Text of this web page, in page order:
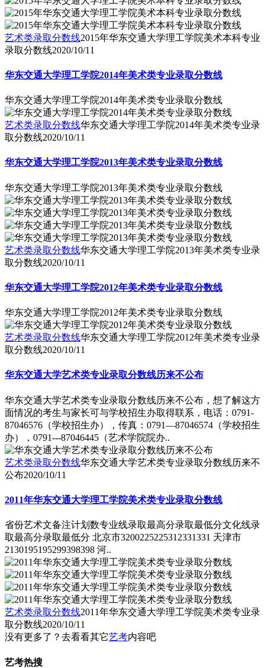
艺术类录取分数线2015年华东交通大学理工学院美术本科专业
录取分数线2020/10/11
华东交通大学理工学院2014年美术类专业录取分数线
华东交通大学理工学院2014年美术类专业录取分数线
艺术类录取分数线华东交通大学理工学院2014年美术类专业录
取分数线2020/10/11
华东交通大学理工学院2013年美术类专业录取分数线
华东交通大学理工学院2013年美术类专业录取分数线
艺术类录取分数线华东交通大学理工学院2013年美术类专业录
取分数线2020/10/11
华东交通大学理工学院2012年美术类专业录取分数线
华东交通大学理工学院2012年美术类专业录取分数线
艺术类录取分数线华东交通大学理工学院2012年美术类专业录
取分数线2020/10/11
华东交通大学艺术类专业录取分数线历来不公布
华东交通大学艺术类专业录取分数线历来不公布，想了解这方
面情况的考生与家长可与学校招生办取得联系，电话：0791-
87046576（学校招生办），传真：0791―87046574（学校招生
办），0791---87046445（艺术学院院办..
艺术类录取分数线华东交通大学艺术类专业录取分数线历来不
公布2020/10/11
2011年华东交通大学理工学院美术类专业录取分数线
省份艺术文备注计划数专业线录取最高分录取最低分文化线录
取最高分录取最低分 北京市3200225225312331331 天津市
2130195195299398398 河..
艺术类录取分数线2011年华东交通大学理工学院美术类专业录
取分数线2020/10/11
没有更多了？去看看其它艺考内容吧
艺考热搜